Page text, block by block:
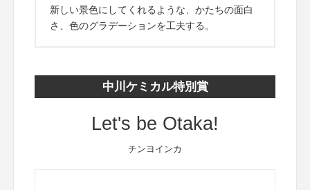
新しい景色にしてくれるような、かたちの面白
さ、色のグラデーションを工夫する。
中川ケミカル特別賞
Let's be Otaka!
チンヨインカ